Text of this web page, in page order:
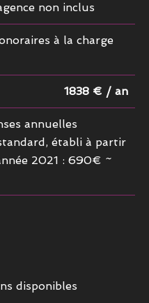
non inclus
à la charge
1838 € / an
annuelles
établi à partir
2021 : 690€ ~
disponibles